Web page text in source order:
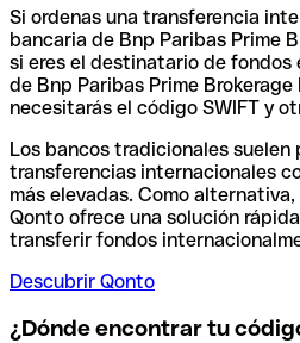
Si ordenas una transferencia
bancaria de Bnp Paribas Prime
si eres el destinatario de fondos
de Bnp Paribas Prime
necesitarás el código SWIFT y
Los bancos tradicionales suelen
transferencias internacionales
más elevadas. Como alternativa,
Qonto ofrece una solución
transferir fondos
Descubrir Qonto
¿Dónde encontrar tu